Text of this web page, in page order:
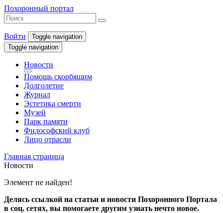
Похоронный портал
Войти
Toggle navigation
Toggle navigation
Новости
Помощь скорбящим
Долголетие
Журнал
Эстетика смерти
Музей
Парк памяти
Философский клуб
Лицо отрасли
Главная страница
Новости
Элемент не найден!
Делясь ссылкой на статьи и новости Похоронного Портала
в соц. сетях, вы помогаете другим узнать нечто новое.